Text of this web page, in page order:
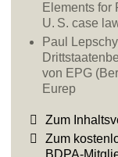
Elements for
U. S. case
Paul
von EPG
Eurep
Zum
Zum
BDPA-